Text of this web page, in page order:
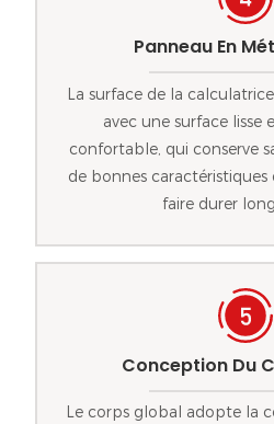
Panneau En
La surface de la
avec une surface lisse
confortable, qui conserve
de bonnes
faire durer
Conception Du
Le corps global adopte la